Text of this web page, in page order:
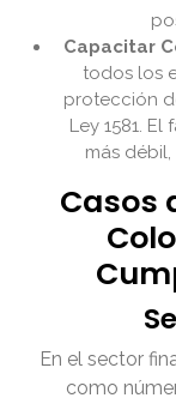
Capacitar
todos los
protección
Ley 1581.
más
Casos
En el sector
como